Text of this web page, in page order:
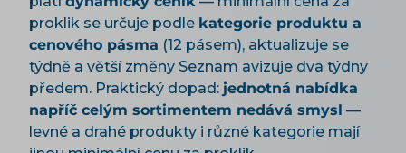
proklik se určuje podle kategorie produktu a
cenového pásma (12 pásem), aktualizuje se
týdně a větší změny Seznam avizuje dva týdny
předem. Praktický dopad: jednotná nabídka
napříč celým sortimentem nedává smysl —
levné a drahé produkty i různé kategorie mají